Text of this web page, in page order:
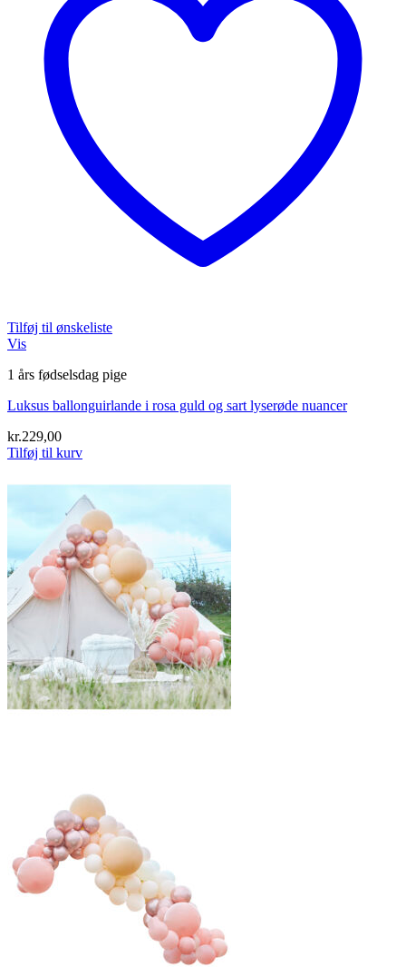
Tilføj til ønskeliste
Vis
1 års fødselsdag pige
Luksus ballonguirlande i rosa guld og sart lyserøde nuancer
kr.229,00
Tilføj til kurv